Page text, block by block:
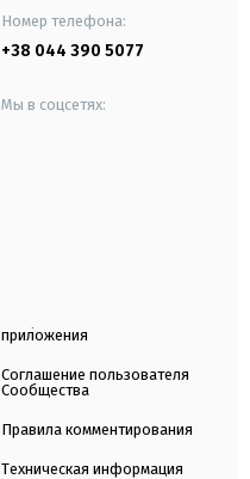
Номер телефона:
+38 044 390 5077
Мы в соцсетях:
приложения
Соглашение пользователя
Сообщества
Правила комментирования
Техническая информация